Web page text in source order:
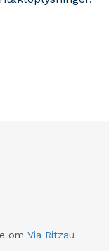
om Via Ritzau